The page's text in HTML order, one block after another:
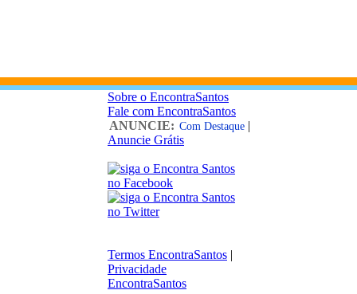
Sobre o EncontraSantos
Fale com EncontraSantos
ANUNCIE: Com Destaque |
Anuncie Grátis
Termos EncontraSantos |
Privacidade
EncontraSantos